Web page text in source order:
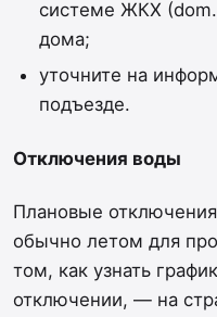
системе ЖКХ
дома;
уточните на
подъезде.
Отключения воды
Плановые
обычно летом для
том, как узнать
отключении, — на